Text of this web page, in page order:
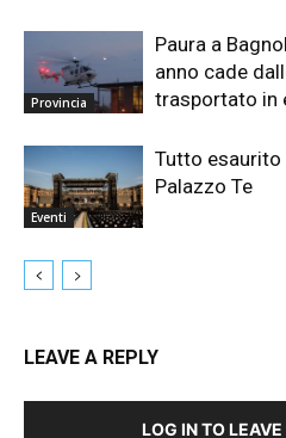
Provincia
Paura a
anno cade
trasportato in
Eventi
Tutto esaurito
Palazzo Te
LEAVE A REPLY
LOG IN TO